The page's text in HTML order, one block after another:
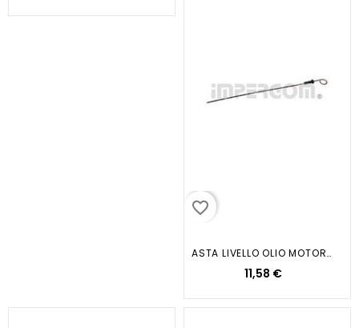
favorite_border
ASTA LIVELLO OLIO MOTORE...
11,58 €